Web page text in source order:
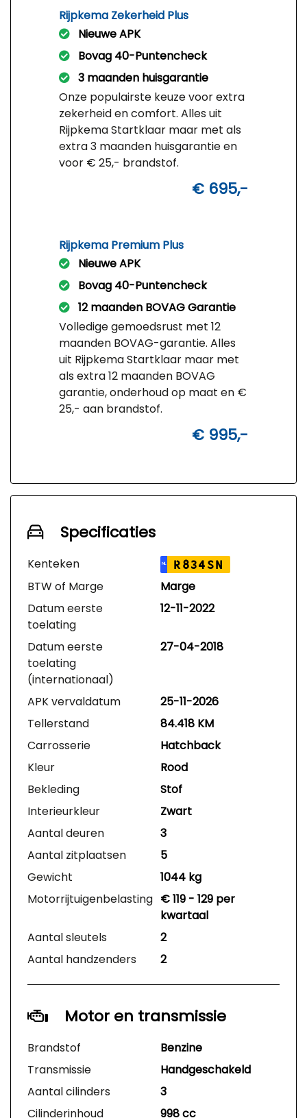
Rijpkema Zekerheid Plus
Nieuwe APK
Bovag 40-Puntencheck
3 maanden huisgarantie
Onze populairste keuze voor extra
zekerheid en comfort. Alles uit
Rijpkema Startklaar maar met als
extra 3 maanden huisgarantie en
voor € 25,- brandstof.
€ 695,-
Rijpkema Premium Plus
Nieuwe APK
Bovag 40-Puntencheck
12 maanden BOVAG Garantie
Volledige gemoedsrust met 12
maanden BOVAG-garantie. Alles
uit Rijpkema Startklaar maar met
als extra 12 maanden BOVAG
garantie, onderhoud op maat en €
25,- aan brandstof.
€ 995,-
Specificaties
Kenteken NL R834SN
BTW of Marge
Marge
Datum eerste
toelating
12-11-2022
Datum eerste
toelating
(internationaal)
27-04-2018
APK vervaldatum
25-11-2026
Tellerstand
84.418 KM
Carrosserie
Hatchback
Kleur
Rood
Bekleding
Stof
Interieurkleur
Zwart
Aantal deuren
3
Aantal zitplaatsen
5
Gewicht
1044 kg
Motorrijtuigenbelasting € 119 - 129 per
kwartaal
Aantal sleutels
2
Aantal handzenders
2
Motor en transmissie
Brandstof
Benzine
Transmissie
Handgeschakeld
Aantal cilinders
3
Cilinderinhoud
998 cc